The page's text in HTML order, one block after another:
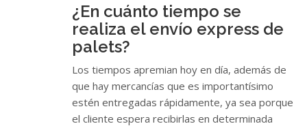
¿En cuánto tiempo se
realiza el envío express de
palets?
Los tiempos apremian hoy en día, además de
que hay mercancías que es importantísimo
estén entregadas rápidamente, ya sea porque
el cliente espera recibirlas en determinada